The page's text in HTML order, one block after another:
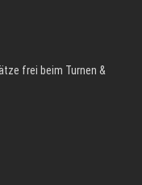
frei beim Turnen &